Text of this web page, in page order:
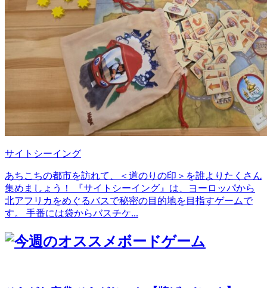
サイトシーイング
あちこちの都市を訪れて、＜道のりの印＞を誰よりたくさん
集めましょう！ 『サイトシーイング』は、ヨーロッパから
北アフリカをめぐるバスで秘密の目的地を目指すゲームで
す。 手番には袋からバスチケ...